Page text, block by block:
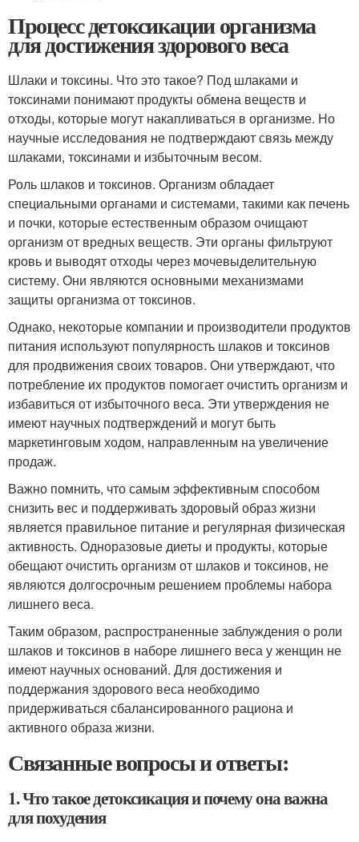
Процесс детоксикации организма
для достижения здорового веса
Шлаки и токсины. Что это такое? Под шлаками и
токсинами понимают продукты обмена веществ и
отходы, которые могут накапливаться в организме. Но
научные исследования не подтверждают связь между
шлаками, токсинами и избыточным весом.
Роль шлаков и токсинов. Организм обладает
специальными органами и системами, такими как печень
и почки, которые естественным образом очищают
организм от вредных веществ. Эти органы фильтруют
кровь и выводят отходы через мочевыделительную
систему. Они являются основными механизмами
защиты организма от токсинов.
Однако, некоторые компании и производители продуктов
питания используют популярность шлаков и токсинов
для продвижения своих товаров. Они утверждают, что
потребление их продуктов помогает очистить организм и
избавиться от избыточного веса. Эти утверждения не
имеют научных подтверждений и могут быть
маркетинговым ходом, направленным на увеличение
продаж.
Важно помнить, что самым эффективным способом
снизить вес и поддерживать здоровый образ жизни
является правильное питание и регулярная физическая
активность. Одноразовые диеты и продукты, которые
обещают очистить организм от шлаков и токсинов, не
являются долгосрочным решением проблемы набора
лишнего веса.
Таким образом, распространенные заблуждения о роли
шлаков и токсинов в наборе лишнего веса у женщин не
имеют научных оснований. Для достижения и
поддержания здорового веса необходимо
придерживаться сбалансированного рациона и
активного образа жизни.
Связанные вопросы и ответы:
1. Что такое детоксикация и почему она важна
для похудения